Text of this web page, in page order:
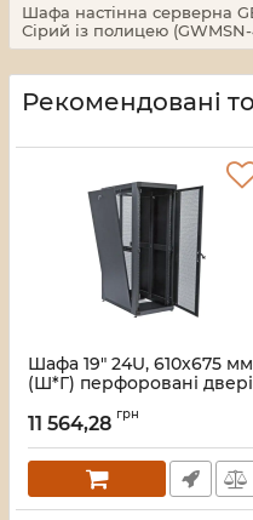
Шафа настінна серверна
Сірий із полицею
Рекомендовані
Шафа 19" 24U, 610х675 мм
(Ш*Г) перфоровані двері
Артикул:UA-MGSE2466MPB
11 564,28 грн